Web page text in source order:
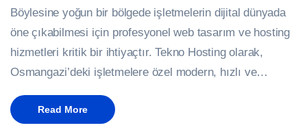
Böylesine yoğun bir bölgede işletmelerin dijital dünyada
öne çıkabilmesi için profesyonel web tasarım ve hosting
hizmetleri kritik bir ihtiyaçtır. Tekno Hosting olarak,
Osmangazi’deki işletmelere özel modern, hızlı ve…
Read More